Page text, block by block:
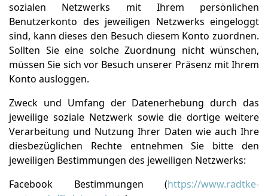
sozialen Netzwerks mit Ihrem persönlichen
Benutzerkonto des jeweiligen Netzwerks eingeloggt
sind, kann dieses den Besuch diesem Konto zuordnen.
Sollten Sie eine solche Zuordnung nicht wünschen,
müssen Sie sich vor Besuch unserer Präsenz mit Ihrem
Konto ausloggen.
Zweck und Umfang der Datenerhebung durch das
jeweilige soziale Netzwerk sowie die dortige weitere
Verarbeitung und Nutzung Ihrer Daten wie auch Ihre
diesbezüglichen Rechte entnehmen Sie bitte den
jeweiligen Bestimmungen des jeweiligen Netzwerks:
Facebook Bestimmungen (https://www.radtke-